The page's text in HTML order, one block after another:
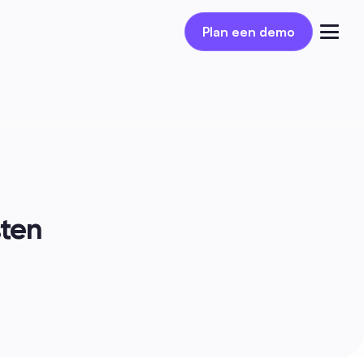
Plan een demo
Plan een demo